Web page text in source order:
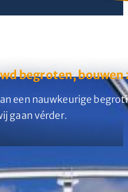
begroten,
een nauwkeurige
gaan vérder.